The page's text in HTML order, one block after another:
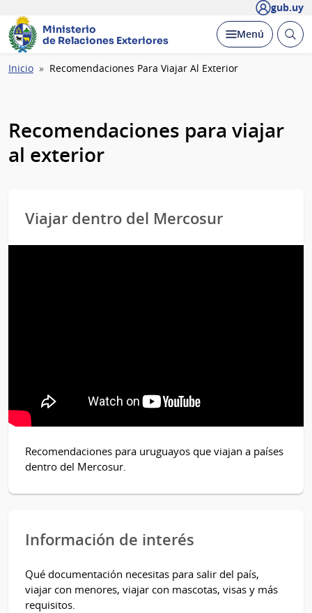
gub.uy
Ministerio
de Relaciones Exteriores
Desplegar
Menú Abrir
Ruta
Inicio Recomendaciones Para Viajar Al Exterior
Recomendaciones para viajar
al exterior
Viajar dentro del Mercosur
Recomendaciones para uruguayos que viajan a países
dentro del Mercosur.
Información de interés
Qué documentación necesitas para salir del país,
viajar con menores, viajar con mascotas, visas y más
requisitos.